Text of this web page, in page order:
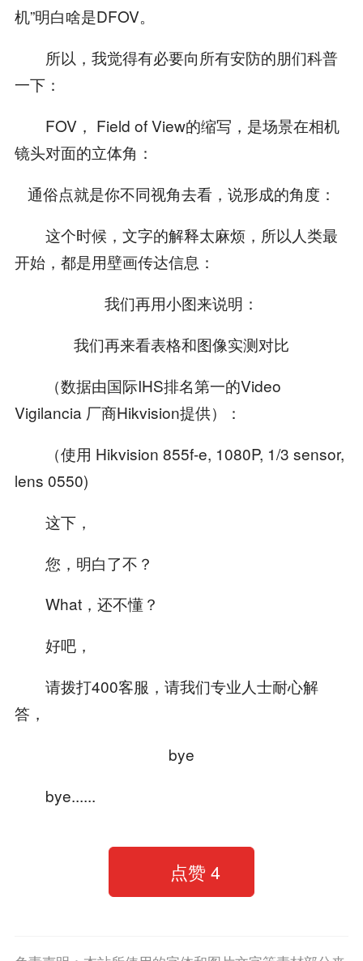
机”明白啥是DFOV。
所以，我觉得有必要向所有安防的朋们科普
一下：
FOV， Field of View的缩写，是场景在相机
镜头对面的立体角：
通俗点就是你不同视角去看，说形成的角度：
这个时候，文字的解释太麻烦，所以人类最
开始，都是用壁画传达信息：
我们再用小图来说明：
我们再来看表格和图像实测对比
（数据由国际IHS排名第一的Video
Vigilancia 厂商Hikvision提供）：
（使用 Hikvision 855f-e, 1080P, 1/3 sensor,
lens 0550)
这下，
您，明白了不？
What，还不懂？
好吧，
请拨打400客服，请我们专业人士耐心解
答，
bye
bye......
点赞 4